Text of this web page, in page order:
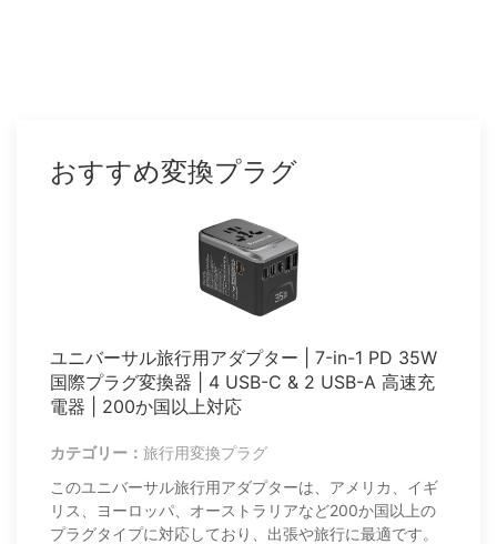
おすすめ変換プラグ
ユニバーサル旅行用アダプター | 7-in-1 PD 35W
国際プラグ変換器 | 4 USB-C & 2 USB-A 高速充
電器 | 200か国以上対応
カテゴリー： 旅行用変換プラグ
このユニバーサル旅行用アダプターは、アメリカ、イギ
リス、ヨーロッパ、オーストラリアなど200か国以上の
プラグタイプに対応しており、出張や旅行に最適です。